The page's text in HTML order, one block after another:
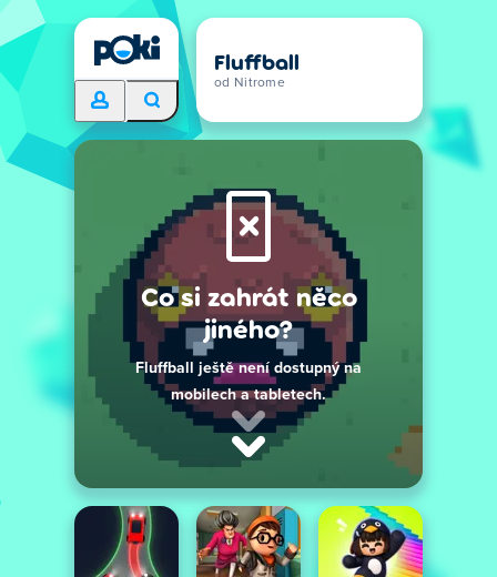
Fluffball
od Nitrome
Co si zahrát něco
jiného?
Fluffball ještě není dostupný na
mobilech a tabletech.